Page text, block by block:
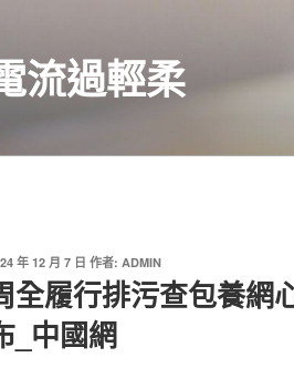
流過輕柔
年 12 月 7 日 作者: ADMIN
全履行排污查包養網
_中國網